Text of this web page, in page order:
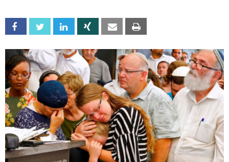
Facebook Twitter Linkedin Xing Email